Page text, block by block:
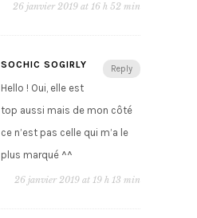
26 janvier 2019 at 16 h 52 min
Reply
SOCHIC SOGIRLY
Hello ! Oui, elle est
top aussi mais de mon côté
ce n’est pas celle qui m’a le
plus marqué ^^
26 janvier 2019 at 19 h 13 min